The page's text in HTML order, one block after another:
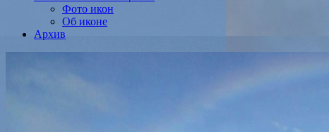
Фото икон
Об иконе
Архив